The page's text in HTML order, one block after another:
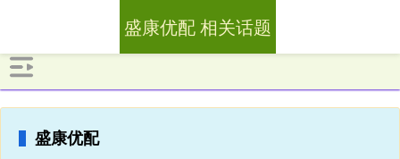
盛康优配
盛康优配 相关话题